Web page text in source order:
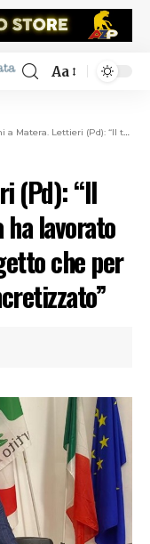
Aa
“Il tavolo del centrosinistra ha lavorato con coerenza ad un progetto che per tanti motivi non si è concretizzato”
(Pd): “Il
lavorato
che per